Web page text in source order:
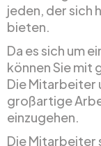
jeden, der sich
bieten.
Da es sich um
können Sie mit
Die Mitarbeiter
großartige
einzugehen.
Die Mitarbeiter